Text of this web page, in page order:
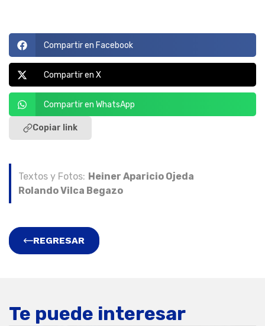
Compartir en Facebook
Compartir en X
Compartir en WhatsApp
Copiar link
Textos y Fotos: Heiner Aparicio Ojeda
Rolando Vilca Begazo
REGRESAR
Te puede interesar